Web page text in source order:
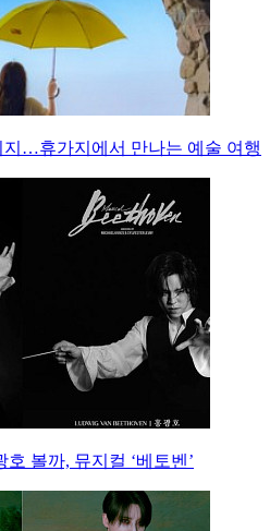
지…휴가지에서 만나는 예술 여행
볼까, 뮤지컬 ‘베토벤’